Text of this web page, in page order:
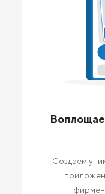
Создаем